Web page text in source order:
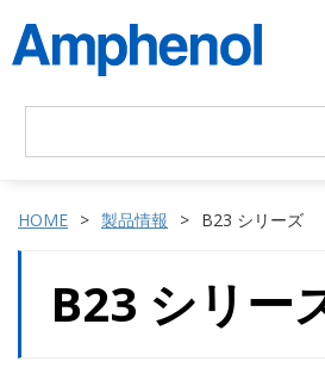
HOME 製品情報 B23 シリーズ
B23 シリー